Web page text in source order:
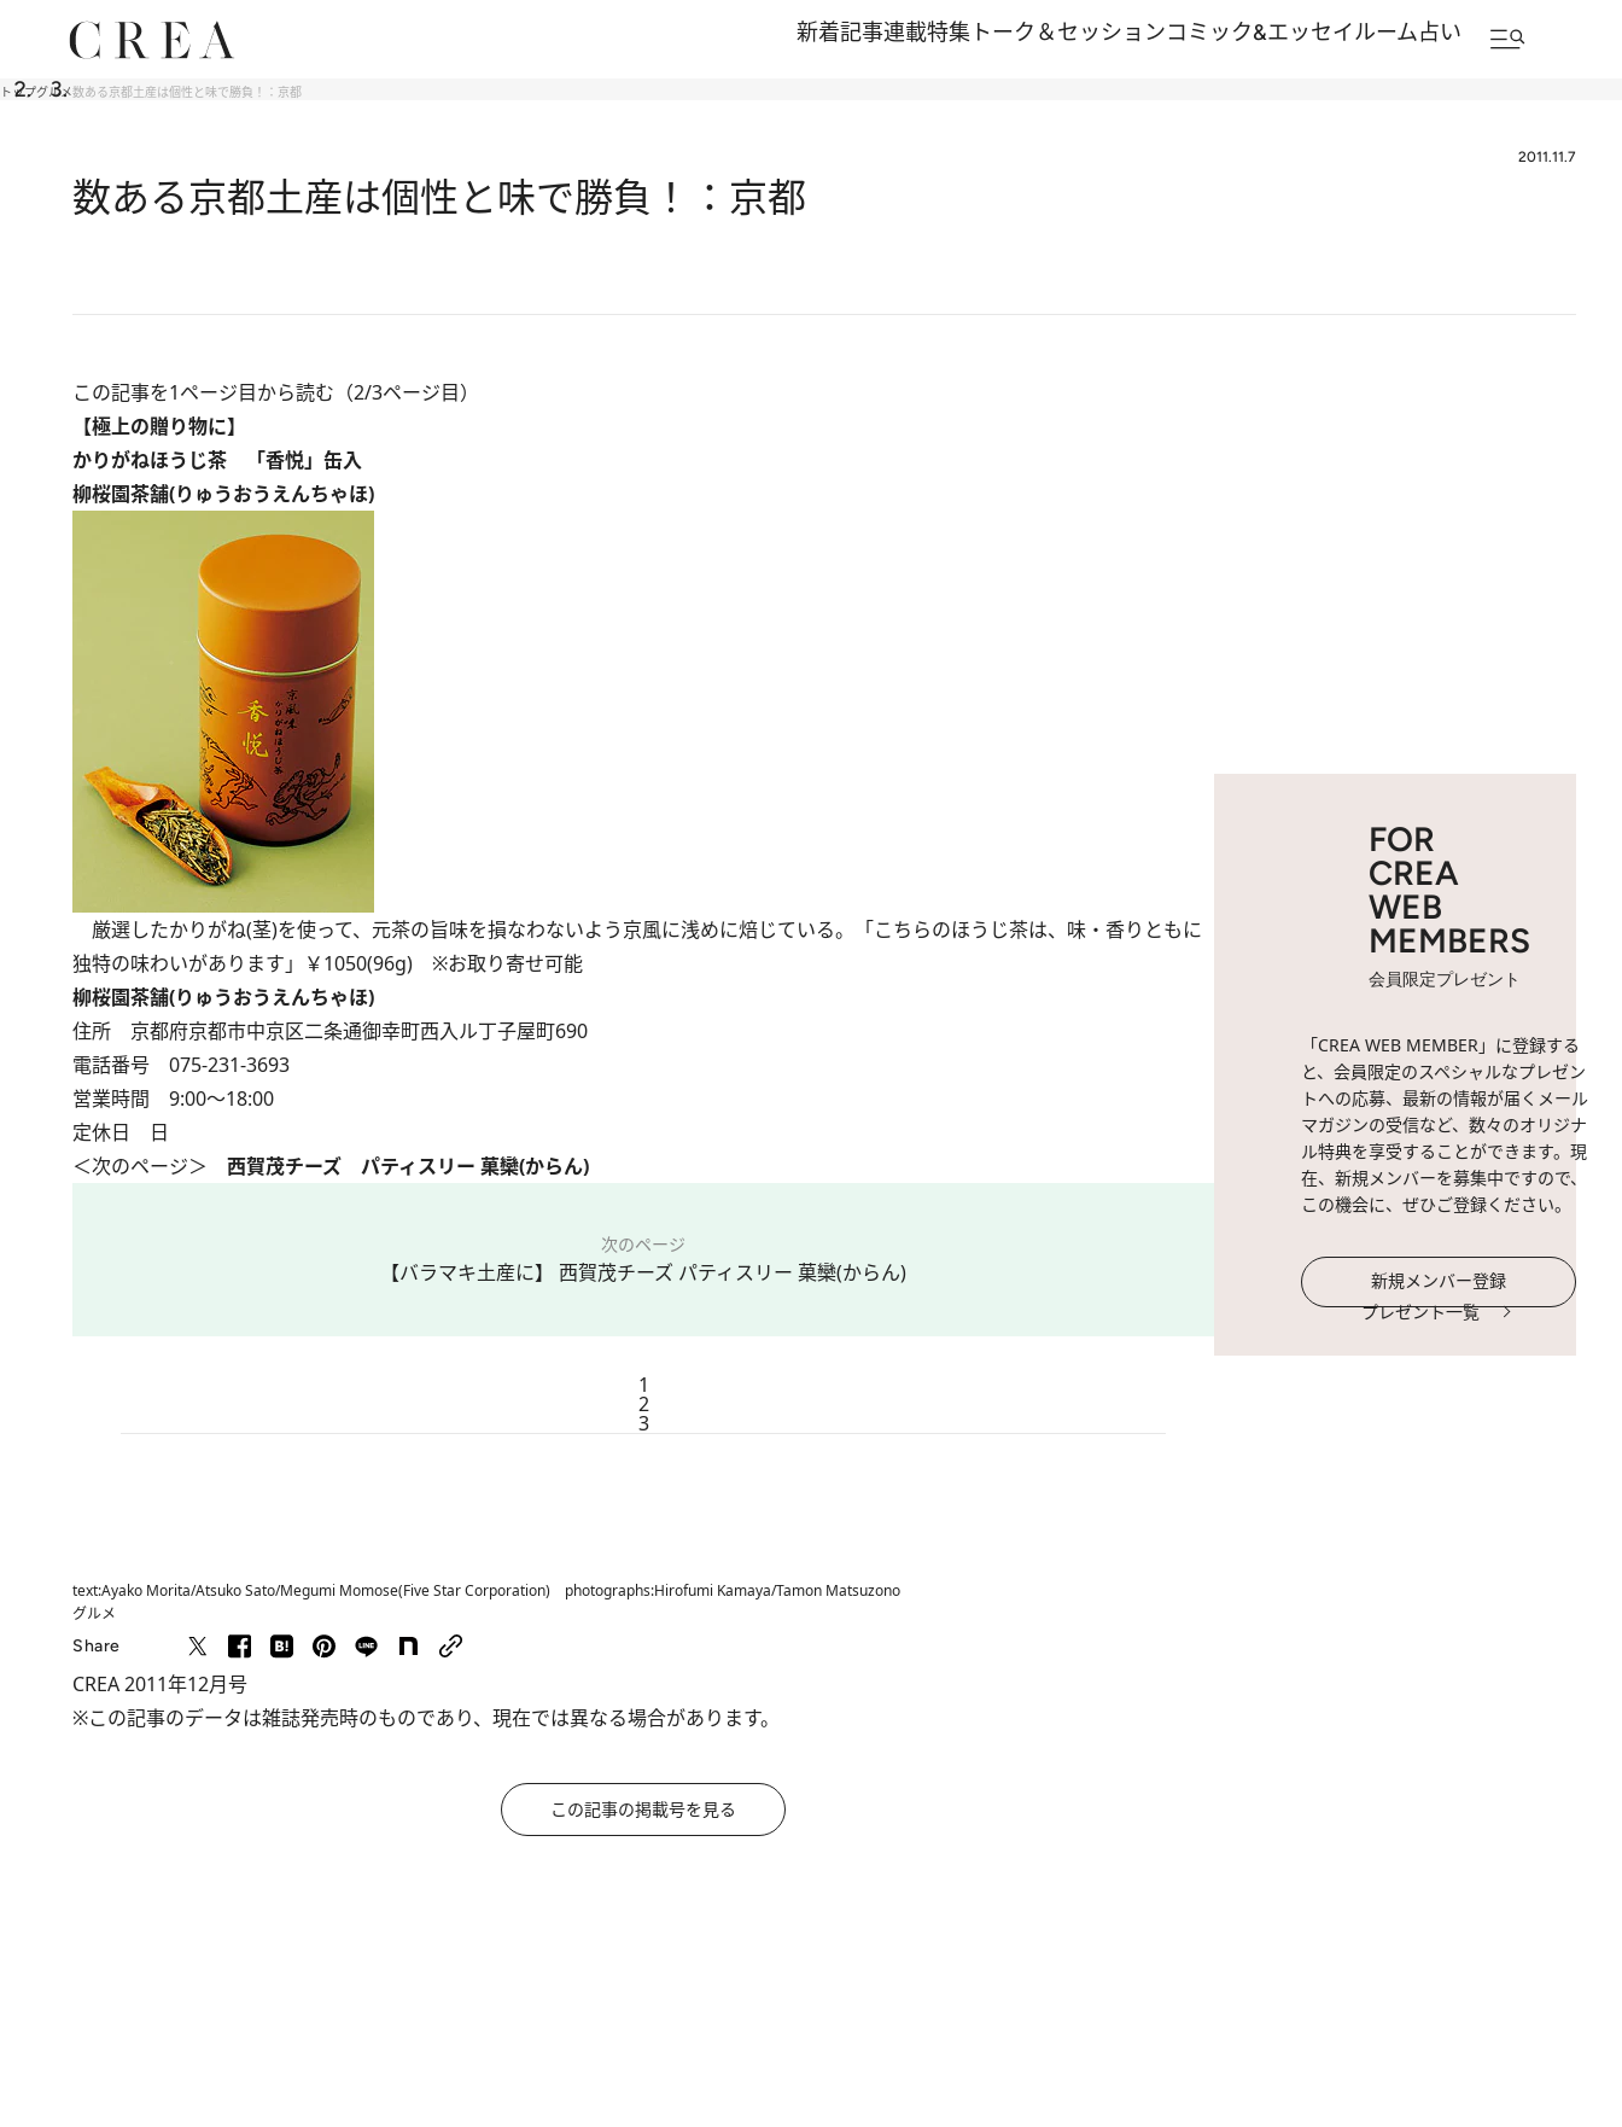
新着記事連載特集 トーク＆セッションコミック&エッセイルーム占い
トップグルメ数ある京都土産は個性と味で勝負！：京都
2011.11.7
数ある京都土産は個性と味で勝負！：京都
この記事を1ページ目から読む（2/3ページ目）
【極上の贈り物に】
かりがねほうじ茶 「香悦」缶入
柳桜園茶舗(りゅうおうえんちゃほ)
厳選したかりがね(茎)を使って、元茶の旨味を損なわないよう京風に浅めに焙じている。「こちらのほうじ茶は、味・香りともに
独特の味わいがあります」￥1050(96g) ※お取り寄せ可能
柳桜園茶舗(りゅうおうえんちゃほ)
住所 京都府京都市中京区二条通御幸町西入ル丁子屋町690
電話番号 075-231-3693
営業時間 9:00～18:00
定休日 日
＜次のページ＞ 西賀茂チーズ パティスリー 菓欒(からん)
次のページ
【バラマキ土産に】 西賀茂チーズ パティスリー 菓欒(からん)
1
2
3
text:Ayako Morita/Atsuko Sato/Megumi Momose(Five Star Corporation) photographs:Hirofumi Kamaya/Tamon Matsuzono
グルメ
Share
CREA 2011年12月号
※この記事のデータは雑誌発売時のものであり、現在では異なる場合があります。
この記事の掲載号を見る
FOR
CREA
WEB
MEMBERS
会員限定プレゼント
「CREA WEB MEMBER」に登録する
と、会員限定のスペシャルなプレゼン
トへの応募、最新の情報が届くメール
マガジンの受信など、数々のオリジナ
ル特典を享受することができます。現
在、新規メンバーを募集中ですので、
この機会に、ぜひご登録ください。
新規メンバー登録
プレゼント一覧